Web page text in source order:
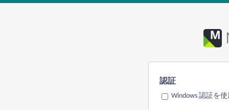
認証
Windows 認証を